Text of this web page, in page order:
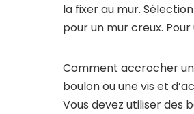
la fixer au mur.
pour un mur creux.
Comment accrocher un
boulon ou une vis et
Vous devez utiliser des